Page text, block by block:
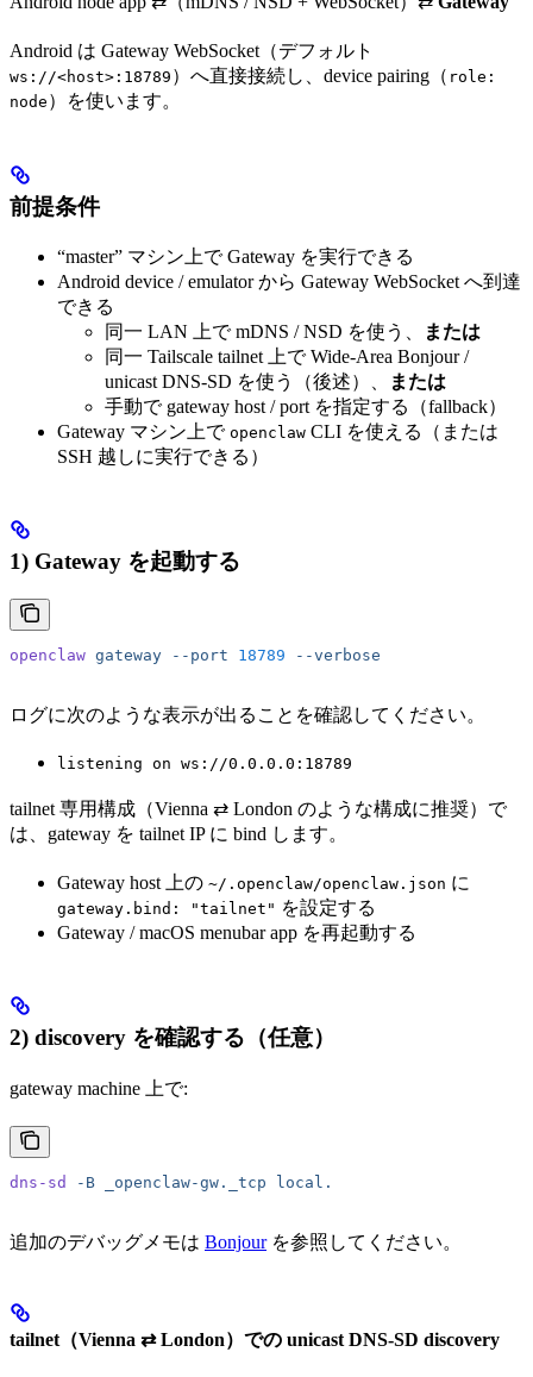
Android は Gateway WebSocket（デフォルト
ws://<host>:18789 ）へ直接接続し、device pairing（ role:
node ）を使います。
前提条件
“master” マシン上で Gateway を実行できる
Android device / emulator から Gateway WebSocket へ到達
できる
同一 LAN 上で mDNS / NSD を使う、
または
同一 Tailscale tailnet 上で Wide-Area Bonjour /
unicast DNS-SD を使う（後述）、
または
手動で gateway host / port を指定する（fallback）
Gateway マシン上で openclaw CLI を使える（または
SSH 越しに実行できる）
1) Gateway を起動する
openclaw gateway --port 18789 --verbose
ログに次のような表示が出ることを確認してください。
listening on ws://0.0.0.0:18789
tailnet 専用構成（Vienna ⇄ London のような構成に推奨）で
は、gateway を tailnet IP に bind します。
Gateway host 上の ~/.openclaw/openclaw.json に
gateway.bind: "tailnet" を設定する
Gateway / macOS menubar app を再起動する
2) discovery を確認する（任意）
gateway machine 上で:
dns-sd -B _openclaw-gw._tcp local.
追加のデバッグメモは Bonjourを参照してください。
tailnet（Vienna ⇄ London）での unicast DNS-SD discovery